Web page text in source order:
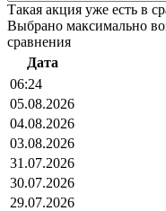
Такая акция уже есть в
Выбрано максимально
сравнения
Дата
06:24
05.08.2026
04.08.2026
03.08.2026
31.07.2026
30.07.2026
29.07.2026